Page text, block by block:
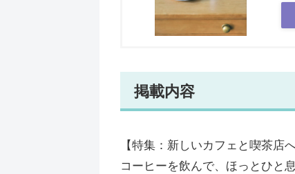
掲載内容
【特集：新しいカフェと喫茶店へ
コーヒーを飲んで、ほっとひと